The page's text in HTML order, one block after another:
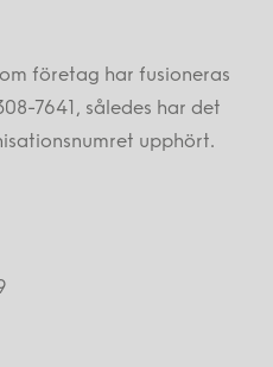
företag har fusioneras
7641, således har det
upphört.